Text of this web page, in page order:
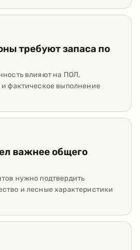
требуют запаса по
влияют на ПОЛ,
фактическое выполнение
важнее общего
нужно подтвердить
и лесные характеристики